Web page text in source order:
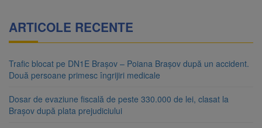
ARTICOLE RECENTE
Trafic blocat pe DN1E Brașov – Poiana Brașov după un accident.
Două persoane primesc îngrijiri medicale
Dosar de evaziune fiscală de peste 330.000 de lei, clasat la
Brașov după plata prejudiciului